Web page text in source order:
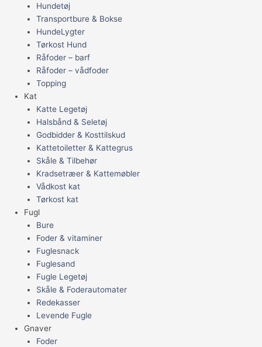
Hundetøj
Transportbure & Bokse
HundeLygter
Tørkost Hund
Råfoder – barf
Råfoder – vådfoder
Topping
Kat
Katte Legetøj
Halsbånd & Seletøj
Godbidder & Kosttilskud
Kattetoiletter & Kattegrus
Skåle & Tilbehør
Kradsetræer & Kattemøbler
Vådkost kat
Tørkost kat
Fugl
Bure
Foder & vitaminer
Fuglesnack
Fuglesand
Fugle Legetøj
Skåle & Foderautomater
Redekasser
Levende Fugle
Gnaver
Foder